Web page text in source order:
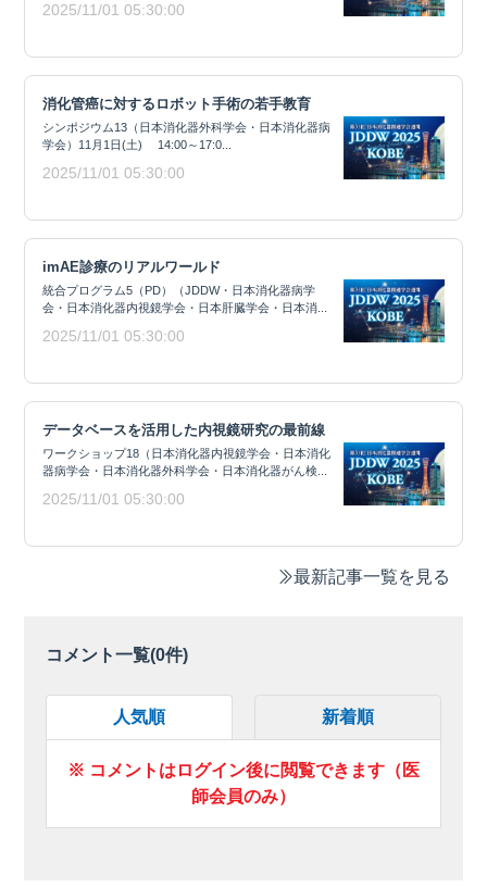
2025/11/01 05:30:00
消化管癌に対するロボット手術の若手教育
シンポジウム13（日本消化器外科学会・日本消化器病
学会）11月1日(土) 14:00～17:0...
2025/11/01 05:30:00
imAE診療のリアルワールド
統合プログラム5（PD）（JDDW・日本消化器病学
会・日本消化器内視鏡学会・日本肝臓学会・日本消...
2025/11/01 05:30:00
データベースを活用した内視鏡研究の最前線
ワークショップ18（日本消化器内視鏡学会・日本消化
器病学会・日本消化器外科学会・日本消化器がん検...
2025/11/01 05:30:00
最新記事一覧を見る
コメント一覧(0件)
人気順 新着順
※ コメントはログイン後に閲覧できます（医
師会員のみ）